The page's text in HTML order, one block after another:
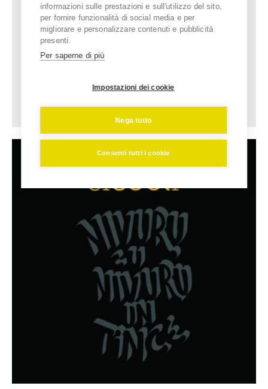
informazioni sulle prestazioni e sull'utilizzo del sito,
per fornire funzionalità di social media e per
migliorare e personalizzare contenuti e pubblicità
presenti.
Per saperne di più
Impostazioni dei cookie
Nega tutto
Consenti tutti i cookie